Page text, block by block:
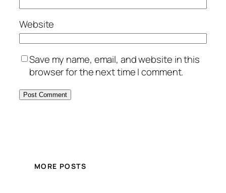
Website
Save my name, email, and website in this
browser for the next time I comment.
MORE POSTS